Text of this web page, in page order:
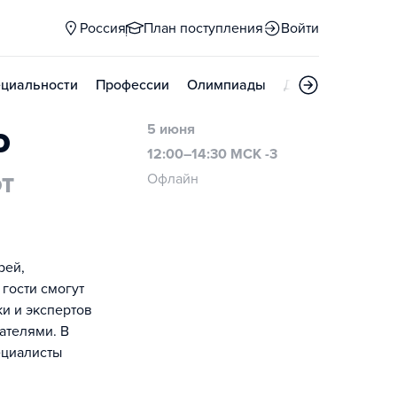
Россия План поступления Войти
Профессии Олимпиады Дни открытых
смогут
и экспертов
В
5 июня
12:00–14:30 МСК -3
Офлайн